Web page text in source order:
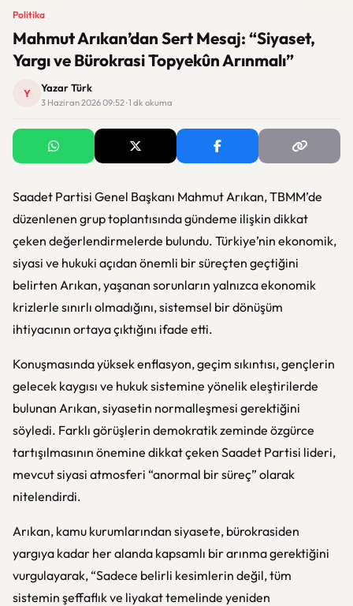
Politika
Mahmut Arıkan’dan Sert Mesaj: “Siyaset,
Yargı ve Bürokrasi Topyekûn Arınmalı”
Y Yazar Türk
3 Haziran 2026 09:52 · 1 dk okuma
Saadet Partisi Genel Başkanı Mahmut Arıkan, TBMM’de
düzenlenen grup toplantısında gündeme ilişkin dikkat
çeken değerlendirmelerde bulundu. Türkiye’nin ekonomik,
siyasi ve hukuki açıdan önemli bir süreçten geçtiğini
belirten Arıkan, yaşanan sorunların yalnızca ekonomik
krizlerle sınırlı olmadığını, sistemsel bir dönüşüm
ihtiyacının ortaya çıktığını ifade etti.
Konuşmasında yüksek enflasyon, geçim sıkıntısı, gençlerin
gelecek kaygısı ve hukuk sistemine yönelik eleştirilerde
bulunan Arıkan, siyasetin normalleşmesi gerektiğini
söyledi. Farklı görüşlerin demokratik zeminde özgürce
tartışılmasının önemine dikkat çeken Saadet Partisi lideri,
mevcut siyasi atmosferi “anormal bir süreç” olarak
nitelendirdi.
Arıkan, kamu kurumlarından siyasete, bürokrasiden
yargıya kadar her alanda kapsamlı bir arınma gerektiğini
vurgulayarak, “Sadece belirli kesimlerin değil, tüm
sistemin şeffaflık ve liyakat temelinde yeniden